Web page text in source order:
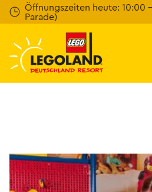
Weiter
zum
Hauptinhalt
Öffnungszeiten heute: 10:00
Parade)